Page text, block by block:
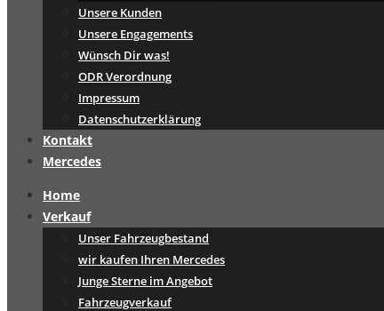
Unsere Kunden
Unsere Engagements
Wünsch Dir was!
ODR Verordnung
Impressum
Datenschutzerklärung
Kontakt
Mercedes
Home
Verkauf
Unser Fahrzeugbestand
wir kaufen Ihren Mercedes
Junge Sterne im Angebot
Fahrzeugverkauf